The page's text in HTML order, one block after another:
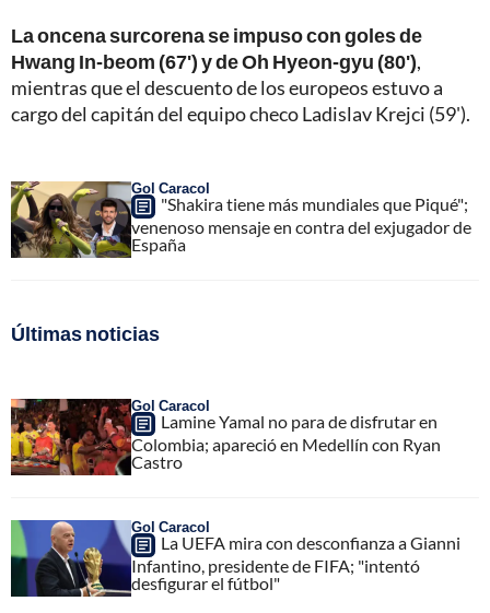
La oncena surcorena se impuso con goles de
Hwang In-beom (67') y de Oh Hyeon-gyu (80'),
mientras que el descuento de los europeos estuvo a
cargo del capitán del equipo checo Ladislav Krejci (59').
Gol Caracol
"Shakira tiene más mundiales que Piqué";
venenoso mensaje en contra del exjugador de
España
Últimas noticias
Gol Caracol
Lamine Yamal no para de disfrutar en
Colombia; apareció en Medellín con Ryan
Castro
Gol Caracol
La UEFA mira con desconfianza a Gianni
Infantino, presidente de FIFA; "intentó
desfigurar el fútbol"